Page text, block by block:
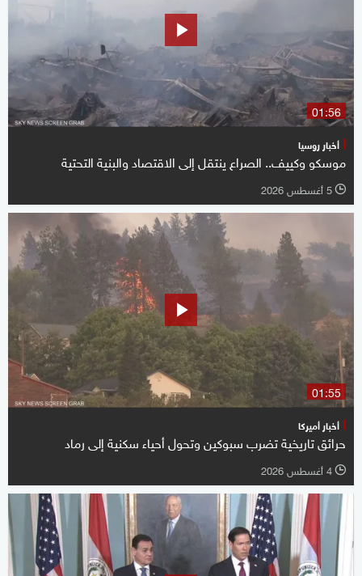
01:56
أخبار روسيا
موسكو وكييف.. الصراع ينتقل إلى الاقتصاد والبنية التحتية
l 5 أغسطس 2026
01:55
أخبار أميركا
حرائق تاريخية تضرب سبوكين وتحول أحياء سكنية إلى رماد
l 4 أغسطس 2026